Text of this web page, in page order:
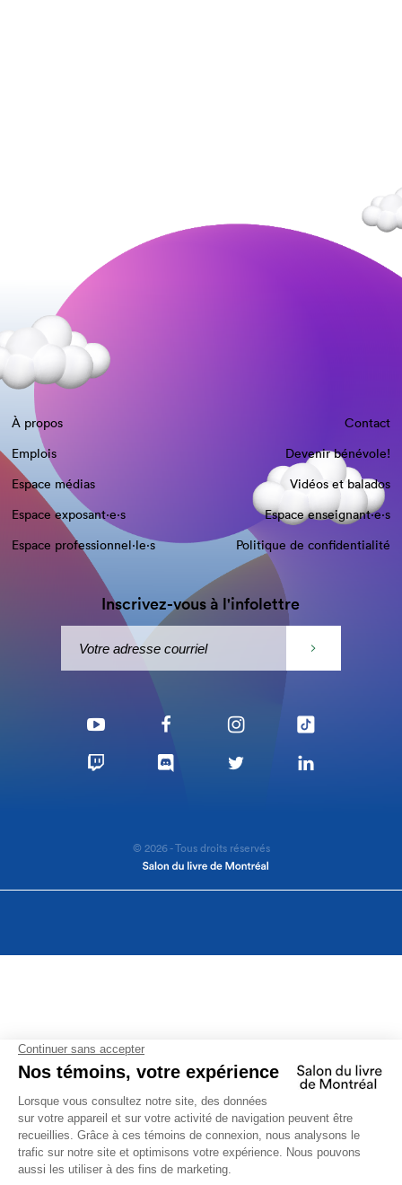
À propos
Contact
Emplois
Devenir bénévole!
Espace médias
Vidéos et balados
Espace exposant·e⋅s
Espace enseignant·e⋅s
Espace professionnel·le⋅s
Politique de confidentialité
Inscrivez-vous à l'infolettre
© 2026 - Tous droits réservés